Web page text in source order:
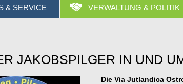
& SERVICE VERWALTUNG & POLITIK
JAKOBSPILGER IN UND
Die Via Jutlandica